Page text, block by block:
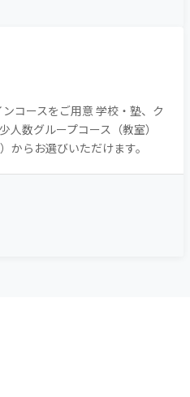
コースをご用意 学校・塾、ク
数グループコース（教室）
からお選びいただけます。